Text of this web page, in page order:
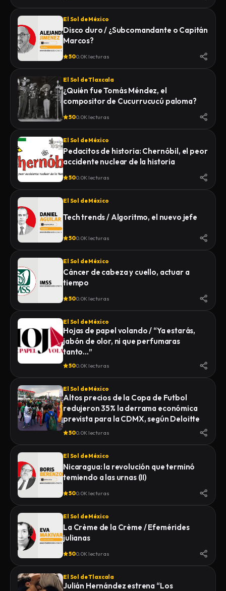
El Sol de México
Disco duro / ¿Subcomandante o Capitán
Marcos?
500.0K lecturas
El Sol de Tlaxcala
¿Quién fue Tomás Méndez, el
compositor de Cucurrucucú paloma?
500.0K lecturas
El Sol de México
Pedacitos de historia: Chernóbil, el peor
accidente nuclear de la historia
500.0K lecturas
El Sol de México
Tech trends / Algoritmo, el nuevo jefe
500.0K lecturas
El Sol de México
Cáncer de cabeza y cuello, actuar a
tiempo
500.0K lecturas
El Sol de México
Hojas de papel volando / “Ya estarás,
jabón de olor, ni que perfumaras
tanto…”
500.0K lecturas
El Sol de México
Altos precios de la Copa de Futbol
redujeron 35% la derrama económica
prevista para la CDMX, según Deloitte
500.0K lecturas
El Sol de México
Nicaragua: la revolución que terminó
temiendo a las urnas (II)
500.0K lecturas
El Sol de México
La Crème de la Crème / Efemérides
julianas
500.0K lecturas
El Sol de Tlaxcala
Julián Hernández estrena “Los